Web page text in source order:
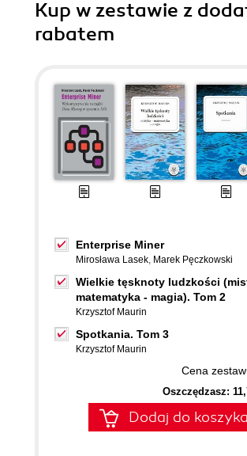
Kup w zestawie z
rabatem
Enterprise Miner
Mirosława Lasek, Marek Pęczkowski
Wielkie tęsknoty ludzkości
matematyka - magia). Tom 2
Krzysztof Maurin
Spotkania. Tom 3
Krzysztof Maurin
Cena
Oszczędzasz:
Dodaj do koszyka